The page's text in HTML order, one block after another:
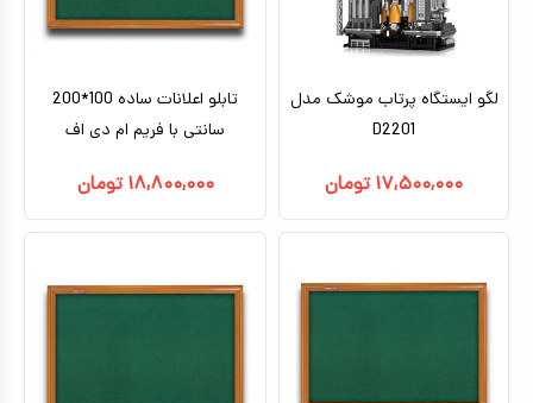
لگو ایستگاه پرتاب موشک مدل
D2201
۱۷,۵۰۰,۰۰۰ تومان
تابلو اعلانات ساده 100*200
سانتی با فریم ام دی اف
۱۸,۸۰۰,۰۰۰ تومان